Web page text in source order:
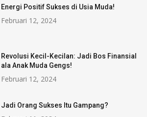
Energi Positif Sukses di Usia Muda!
Februari 12, 2024
Revolusi Kecil-Kecilan: Jadi Bos Finansial
ala Anak Muda Gengs!
Februari 12, 2024
Jadi Orang Sukses Itu Gampang?